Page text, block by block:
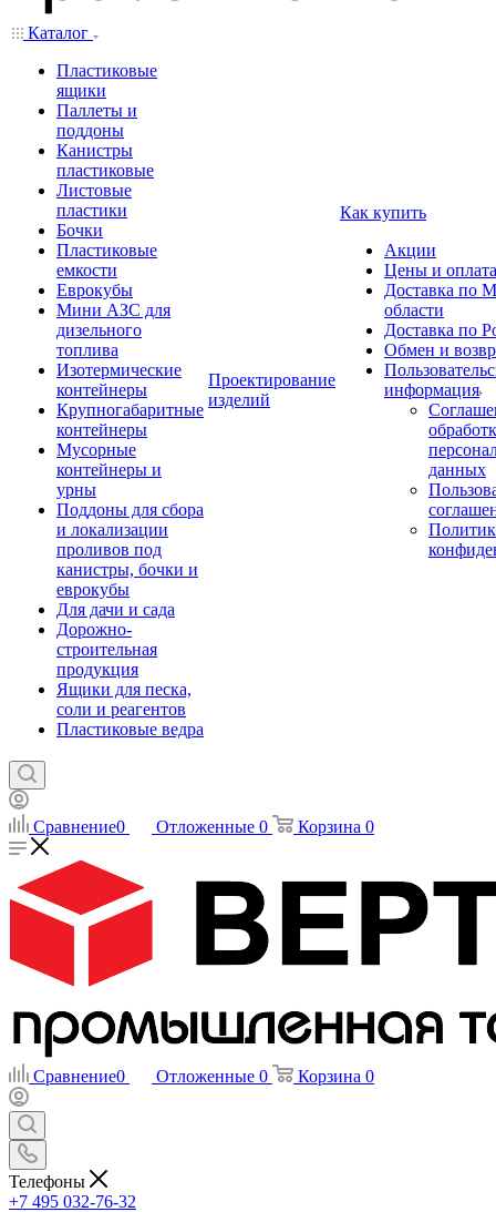
Каталог
Пластиковые
ящики
Паллеты и
поддоны
Канистры
пластиковые
Листовые
пластики
Бочки
Пластиковые
емкости
Еврокубы
Мини АЗС для
дизельного
топлива
Изотермические
контейнеры
Крупногабаритные
контейнеры
Мусорные
контейнеры и
урны
Поддоны для сбора
и локализации
проливов под
канистры, бочки и
еврокубы
Для дачи и сада
Дорожно-
строительная
продукция
Ящики для песка,
соли и реагентов
Пластиковые ведра
Проектирование
изделий
Как купить
Акции
Цены и оплата
Доставка по
области
Доставка по
Обмен и
информация
данных
Сравнение0 Отложенные 0 Корзина 0
Сравнение0 Отложенные 0 Корзина 0
Телефоны
+7 495 032-76-32